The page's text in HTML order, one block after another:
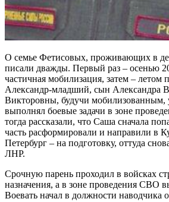
О семье Фетисовых, проживающих в
писали дважды. Первый раз – осенью
частичная мобилизация, затем – летом
Александр-младший, сын Александра
Викторовны, будучи мобилизованным,
выполнял боевые задачи в зоне
тогда рассказали, что Саша сначала
часть расформировали и направили в
Петербург – на подготовку, оттуда
ЛНР.
Срочную парень проходил в войсках
назначения, а в зоне проведения СВО
Воевать начал в должности наводчика